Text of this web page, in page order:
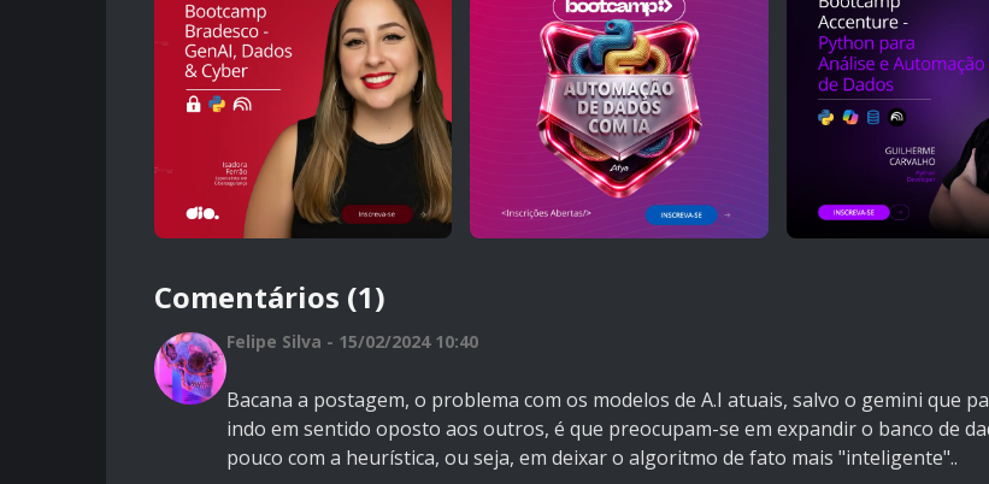
Comentários (1)
Felipe Silva - 15/02/2024 10:40
Bacana a postagem, o problema com os modelos de A.I atuais, salvo o gemini que
indo em sentido oposto aos outros, é que preocupam-se em expandir o banco de
pouco com a heurística, ou seja, em deixar o algoritmo de fato mais "inteligente"..